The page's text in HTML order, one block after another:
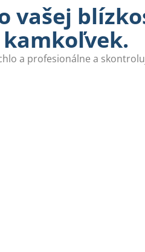
vašej
kamkoľvek.
a profesionálne a